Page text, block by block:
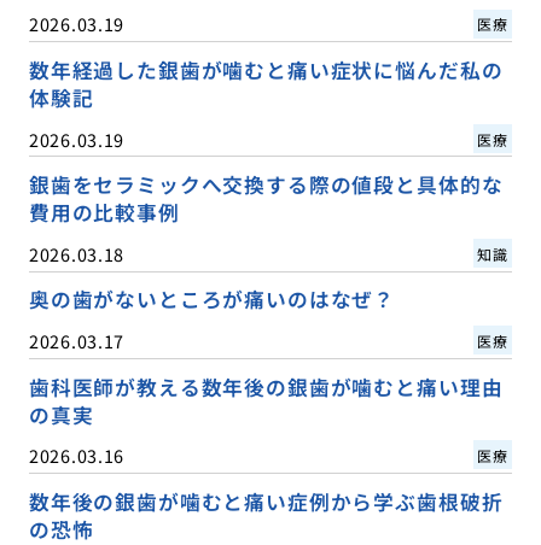
2026.03.19 医療
数年経過した銀歯が噛むと痛い症状に悩んだ私の
体験記
2026.03.19 医療
銀歯をセラミックへ交換する際の値段と具体的な
費用の比較事例
2026.03.18 知識
奥の歯がないところが痛いのはなぜ？
2026.03.17 医療
歯科医師が教える数年後の銀歯が噛むと痛い理由
の真実
2026.03.16 医療
数年後の銀歯が噛むと痛い症例から学ぶ歯根破折
の恐怖